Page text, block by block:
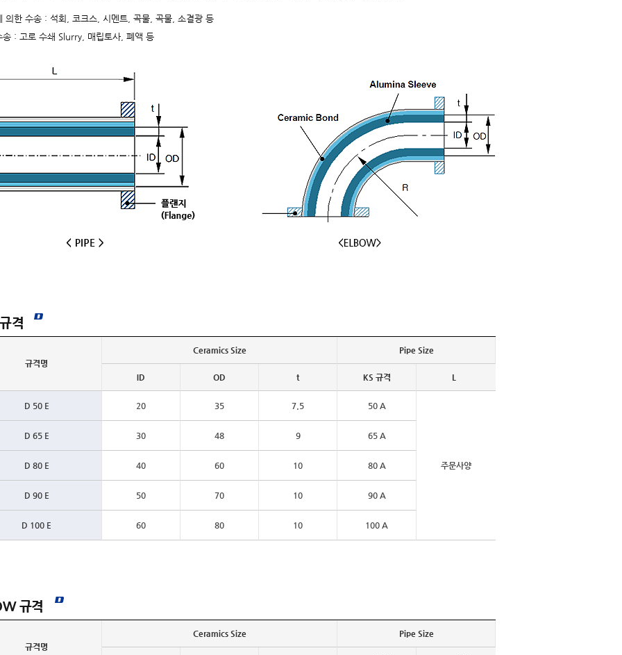
의한 수송 : 석회, 코크스, 시멘트, 곡물, 곡물, 소결광 등
송 : 고로 수쇄 Slurry, 매립토사, 폐액 등
격
규격명
Ceramics Size Pipe Size
ID OD t KS 규격 L
D 50 E 20 35 7.5 50 A
주문사양
D 65 E 30 48 9 65 A
D 80 E 40 60 10 80 A
D 90 E 50 70 10 90 A
D 100 E 60 80 10 100 A
규격
규격명
Ceramics Size Pipe Size